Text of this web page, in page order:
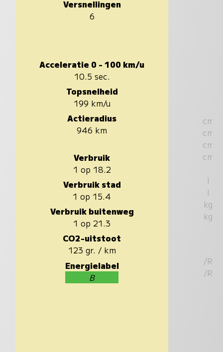
Versnellingen
6
Acceleratie 0 - 100 km/u
10.5 sec.
Topsnelheid
199 km/u
Actieradius
946 km
Verbruik
1 op 18.2
Verbruik stad
1 op 15.4
Verbruik buitenweg
1 op 21.3
CO2-uitstoot
123 gr. / km
Energielabel
B
cm
cm
cm
cm
l
l
kg
kg
/R
/R